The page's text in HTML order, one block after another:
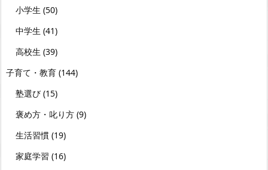
小学生 (50)
中学生 (41)
高校生 (39)
子育て・教育 (144)
塾選び (15)
褒め方・叱り方 (9)
生活習慣 (19)
家庭学習 (16)